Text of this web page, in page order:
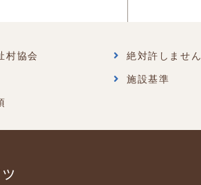
村協会 絶対許しませ
施設基準